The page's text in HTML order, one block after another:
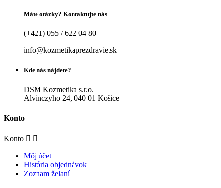
Máte otázky? Kontaktujte nás
(+421) 055 / 622 04 80
info@kozmetikaprezdravie.sk
Kde nás nájdete?
DSM Kozmetika s.r.o.
Alvinczyho 24, 040 01 Košice
Konto
Konto  
Môj účet
História objednávok
Zoznam želaní